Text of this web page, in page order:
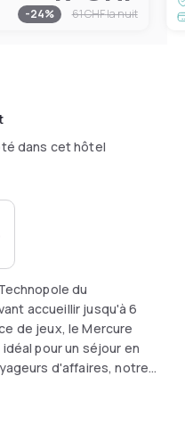
-24% 61 CHFla nuit
dans cet hôtel
du
accueillir jusqu'à 6
de jeux, le Mercure
pour un séjour en
d'affaires, notre
750 m² de salles de